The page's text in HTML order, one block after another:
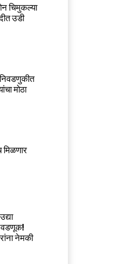
चिमुकल्या
उडी
निवडणुकीत
मोठा
नेमकी